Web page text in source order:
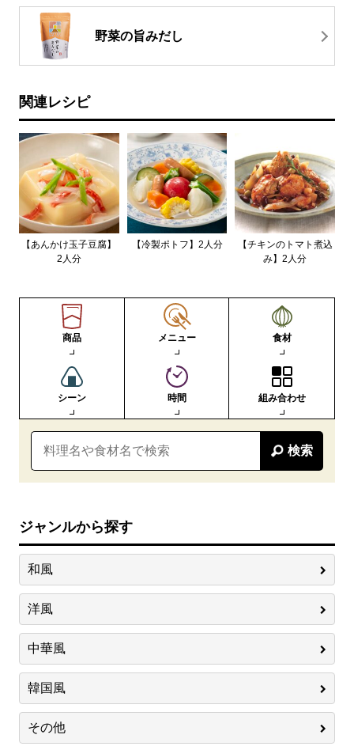
野菜の旨みだし
関連レシピ
【あんかけ玉子豆腐】
2人分
【冷製ポトフ】2人分
【チキンのトマト煮込
み】2人分
商品 メニュー 食材
シーン 時間 組み合わせ
検索
ジャンルから探す
和風
洋風
中華風
韓国風
その他